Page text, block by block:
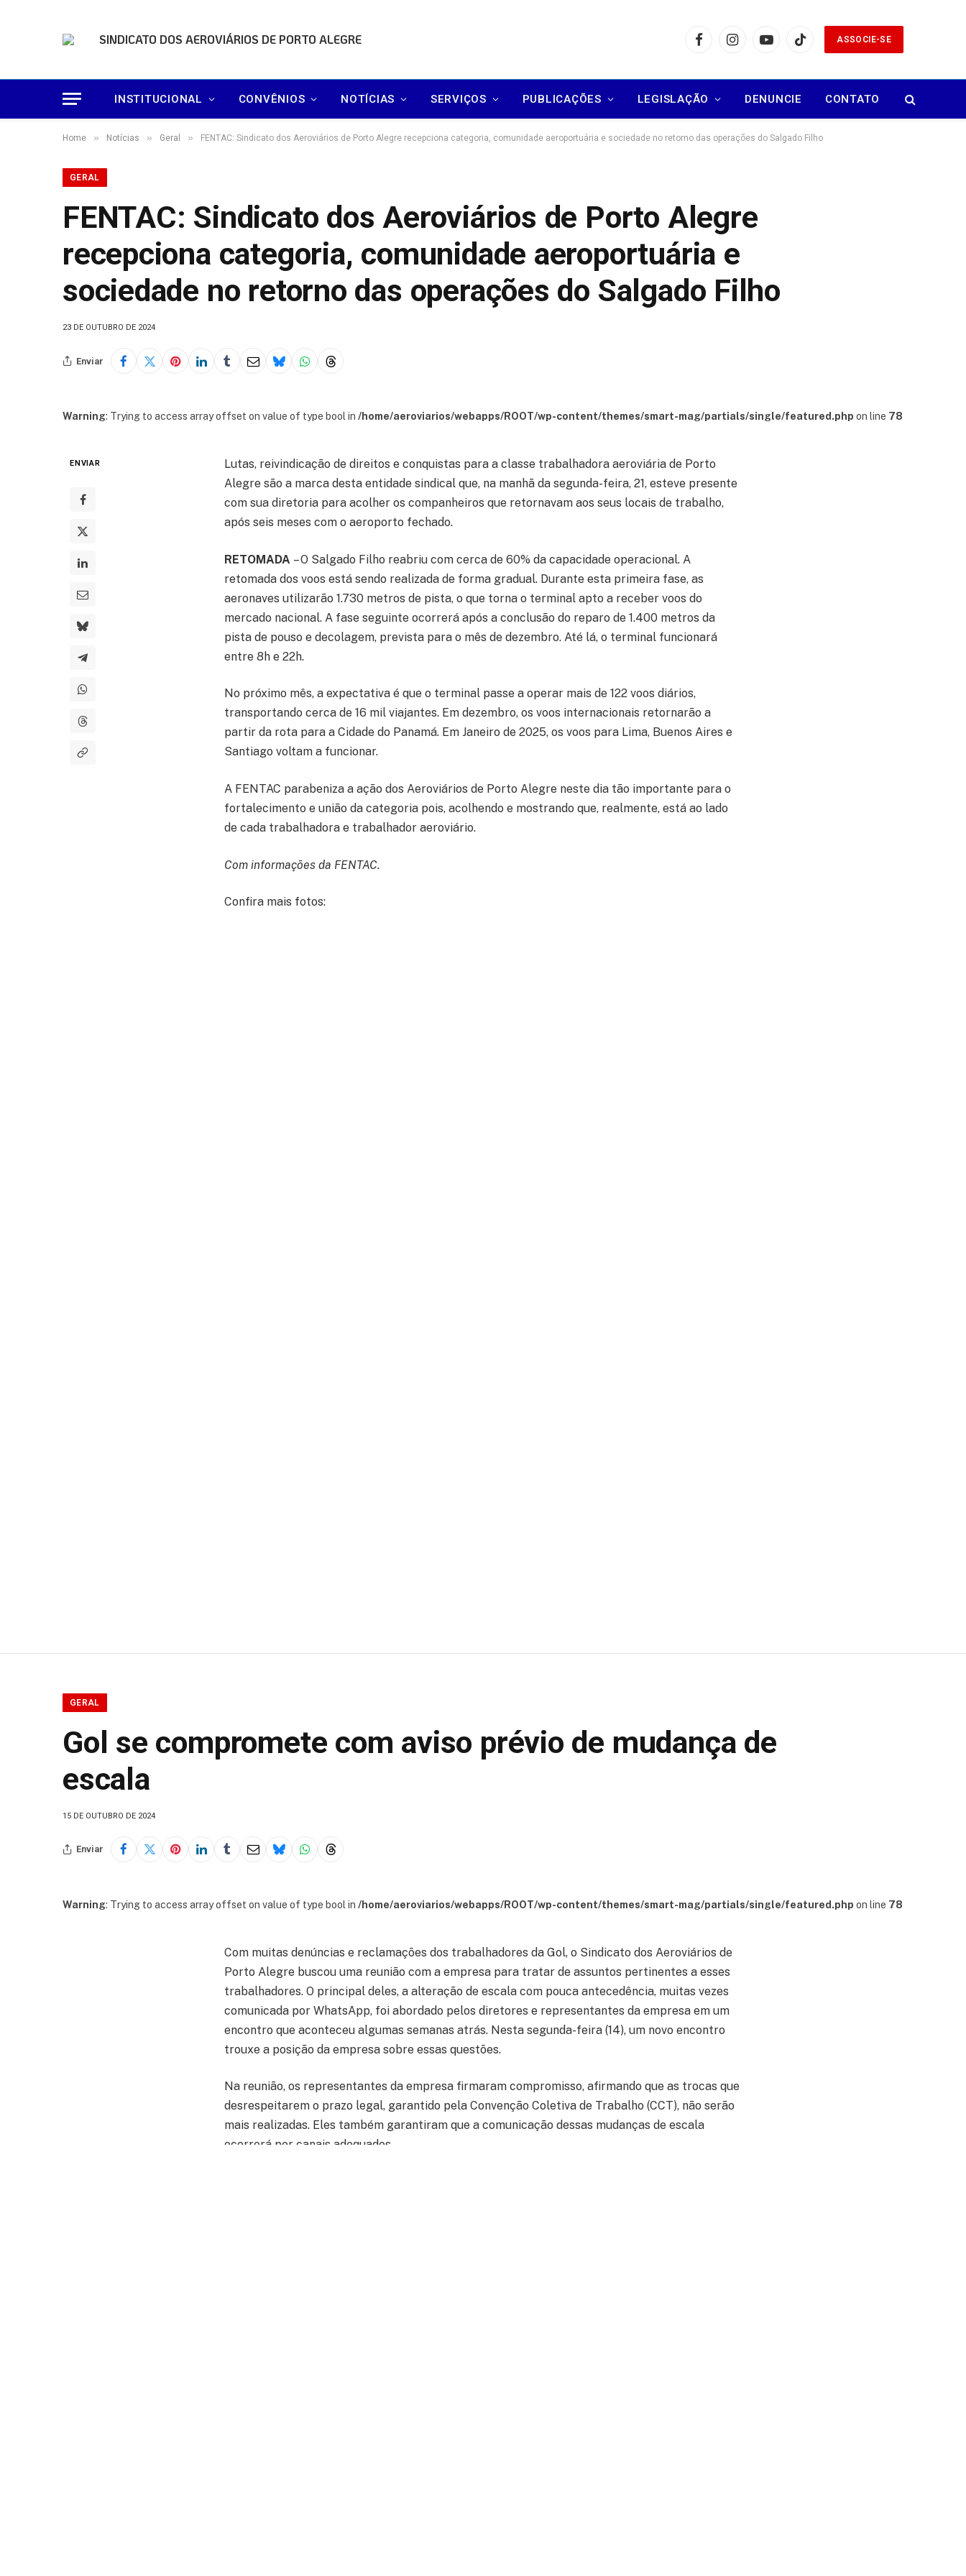
SINDICATO DOS AEROVIÁRIOS DE PORTO ALEGRE FacebookInstagramYouTubeTikTok
ASSOCIE-SE
INSTITUCIONAL CONVÊNIOS NOTÍCIAS SERVIÇOS PUBLICAÇÕES LEGISLAÇÃO DENUNCIE CONTATO
Home » Notícias » Geral » FENTAC: Sindicato dos Aeroviários de Porto Alegre recepciona categoria, comunidade aeroportuária e sociedade no retorno das operações do Salgado Filho
GERAL
FENTAC: Sindicato dos Aeroviários de Porto Alegre
recepciona categoria, comunidade aeroportuária e
sociedade no retorno das operações do Salgado Filho
23 DE OUTUBRO DE 2024
Enviar
Warning: Trying to access array offset on value of type bool in /home/aeroviarios/webapps/ROOT/wp-content/themes/smart-mag/partials/single/featured.php on line 78
ENVIAR
Lutas, reivindicação de direitos e conquistas para a classe trabalhadora aeroviária de Porto
Alegre são a marca desta entidade sindical que, na manhã da segunda-feira, 21, esteve presente
com sua diretoria para acolher os companheiros que retornavam aos seus locais de trabalho,
após seis meses com o aeroporto fechado.
RETOMADA – O Salgado Filho reabriu com cerca de 60% da capacidade operacional. A
retomada dos voos está sendo realizada de forma gradual. Durante esta primeira fase, as
aeronaves utilizarão 1.730 metros de pista, o que torna o terminal apto a receber voos do
mercado nacional. A fase seguinte ocorrerá após a conclusão do reparo de 1.400 metros da
pista de pouso e decolagem, prevista para o mês de dezembro. Até lá, o terminal funcionará
entre 8h e 22h.
No próximo mês, a expectativa é que o terminal passe a operar mais de 122 voos diários,
transportando cerca de 16 mil viajantes. Em dezembro, os voos internacionais retornarão a
partir da rota para a Cidade do Panamá. Em Janeiro de 2025, os voos para Lima, Buenos Aires e
Santiago voltam a funcionar.
A FENTAC parabeniza a ação dos Aeroviários de Porto Alegre neste dia tão importante para o
fortalecimento e união da categoria pois, acolhendo e mostrando que, realmente, está ao lado
de cada trabalhadora e trabalhador aeroviário.
Com informações da FENTAC.
Confira mais fotos:
GERAL
Gol se compromete com aviso prévio de mudança de
escala
15 DE OUTUBRO DE 2024
Enviar
Warning: Trying to access array offset on value of type bool in /home/aeroviarios/webapps/ROOT/wp-content/themes/smart-mag/partials/single/featured.php on line 78
Com muitas denúncias e reclamações dos trabalhadores da Gol, o Sindicato dos Aeroviários de
Porto Alegre buscou uma reunião com a empresa para tratar de assuntos pertinentes a esses
trabalhadores. O principal deles, a alteração de escala com pouca antecedência, muitas vezes
comunicada por WhatsApp, foi abordado pelos diretores e representantes da empresa em um
encontro que aconteceu algumas semanas atrás. Nesta segunda-feira (14), um novo encontro
trouxe a posição da empresa sobre essas questões.
Na reunião, os representantes da empresa firmaram compromisso, afirmando que as trocas que
desrespeitarem o prazo legal, garantido pela Convenção Coletiva de Trabalho (CCT), não serão
mais realizadas. Eles também garantiram que a comunicação dessas mudanças de escala
ocorrerá por canais adequados.